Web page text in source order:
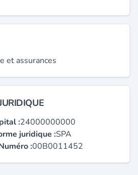
et assurances
:24000000000
juridique :SPA
:00B0011452